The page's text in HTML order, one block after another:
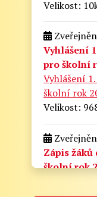
Velikost:
Vyhlášení
pro školní
Vyhlášení
školní rok
Velikost:
Zápis
školní rok